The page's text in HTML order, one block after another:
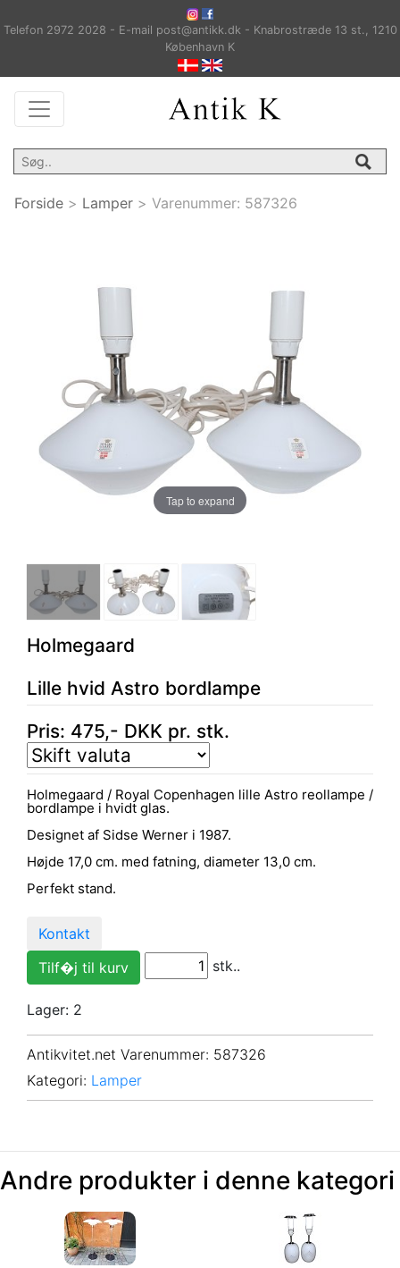
Telefon 2972 2028 - E-mail post@antikk.dk - Knabrostræde 13 st., 1210
København K
Forside > Lamper > Varenummer: 587326
Tap to expand
Holmegaard
Lille hvid Astro bordlampe
Pris: 475,- DKK pr. stk.
Holmegaard / Royal Copenhagen lille Astro reollampe /
bordlampe i hvidt glas.
Designet af Sidse Werner i 1987.
Højde 17,0 cm. med fatning, diameter 13,0 cm.
Perfekt stand.
Kontakt
stk..
Lager: 2
Antikvitet.net Varenummer: 587326
Kategori: Lamper
Andre produkter i denne kategori